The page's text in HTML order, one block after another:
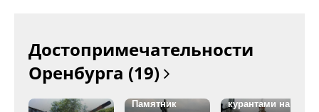
Достопримечательности
Оренбурга (19)
Памятник
курантами на